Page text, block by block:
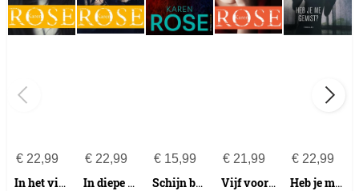
€22,99
In het vizier
€22,99
In diepe wateren
€ 15,99
Schijn bedriegt
€ 21,99
Vijf voor twaalf
€ 22,99
Heb je me gemist?